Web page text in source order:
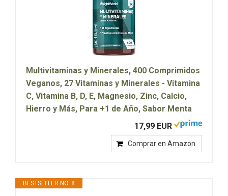
Multivitaminas y Minerales, 400 Comprimidos
Veganos, 27 Vitaminas y Minerales - Vitamina
C, Vitamina B, D, E, Magnesio, Zinc, Calcio,
Hierro y Más, Para +1 de Año, Sabor Menta
17,99 EUR
Comprar en Amazon
BESTSELLER NO. 8